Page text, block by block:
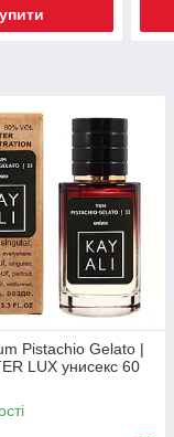
Pistachio Gelato |
LUX унисекс 60